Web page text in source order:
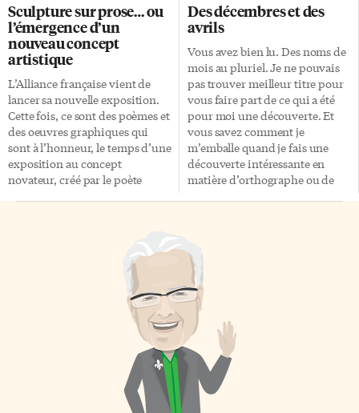
disent que les Croisades,
l’Inquisition, comme les
conquêtes de Mahomet et
toutes les autres colonisations
de […]
de Marie, tu ne connaîtras pas
la fatigue». Devenu
missionnaire, Léger se rend à
Yaoundé (Cameroun). Pendant
sept ans, il loge dans une
modeste roulotte, connaît […]
Sculpture sur prose… ou
l’émergence d’un
nouveau concept
artistique
L’Alliance française vient de
lancer sa nouvelle exposition.
Cette fois, ce sont des poèmes et
des oeuvres graphiques qui
sont à l’honneur, le temps d’une
exposition au concept
novateur, créé par le poète
simple: le poète devait partir
d’un texte de prose et en
extraire plusieurs mots qui, mis
bout à bout, donneraient vie à
un poème de son cru. Pour
corser les choses, le poète était
obligé de respecter l’ordre
d’apparition des mots dans le
texte en prose. Les textes
d’origine sont divers (un
Des décembres et des
avrils
Vous avez bien lu. Des noms de
mois au pluriel. Je ne pouvais
pas trouver meilleur titre pour
vous faire part de ce qui a été
pour moi une découverte. Et
vous savez comment je
m’emballe quand je fais une
découverte intéressante en
matière d’orthographe ou de
prend d’ailleurs la peine de
nous mentionner,
pratiquement à la définition de
chacun des douze mois de
l’année, qu’il existe une
possibilité de mettre le nom de
mois au pluriel. Mais on […]